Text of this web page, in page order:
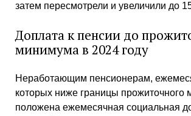
затем пересмотрели и увеличили до
Доплата к пенсии до
минимума в 2024 году
Неработающим пенсионерам,
которых ниже границы прожиточного
положена ежемесячная социальная